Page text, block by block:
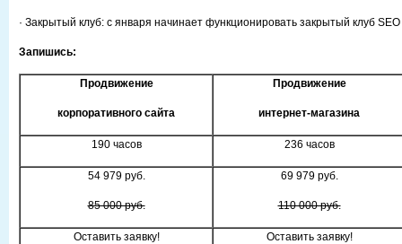
· Закрытый клуб: с января начинает функционировать закрытый клуб
Запишись:
Продвижение
корпоративного сайта
Продвижение
интернет-магазина
190 часов 236 часов
54 979 руб.
85 000 руб.
69 979 руб.
110 000 руб.
Оставить заявку! Оставить заявку!